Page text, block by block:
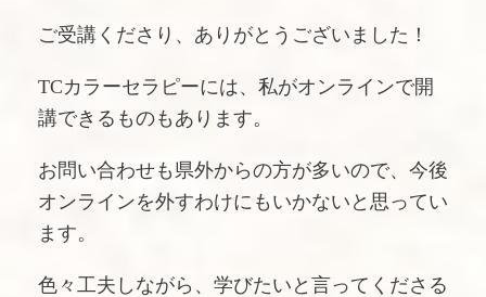
ご受講くださり、ありがとうございました！
TCカラーセラピーには、私がオンラインで開
講できるものもあります。
お問い合わせも県外からの方が多いので、今後
オンラインを外すわけにもいかないと思ってい
ます。
色々工夫しながら、学びたいと言ってくださる